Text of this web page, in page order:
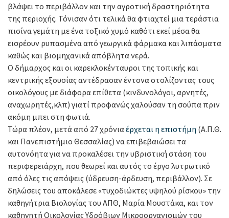
βλάψει το περιβάλλον και την αγροτική δραστηριότητα
της περιοχής. Τόνισαν ότι τελικά θα φτιαχτεί μια τεράστια
πισίνα γεμάτη με ένα τοξικό χυμό καθότι εκεί μέσα θα
εισρέουν ρυπασμένα από γεωργικά φάρμακα και λιπάσματα
καθώς και βιομηχανικά απόβλητα νερά.
Ο δήμαρχος και οι καρεκλοκένταυροι της τοπικής και
κεντρικής εξουσίας αντέδρασαν έντονα στολίζοντας τους
οικολόγους με διάφορα επίθετα (κινδυνολόγοι, αρνητές,
αναχωρητές,κλπ) γιατί προφανώς χαλούσαν τη σούπα πριν
ακόμη μπει στη φωτιά.
Τώρα πλέον, μετά από 27 χρόνια έρχεται η επιστήμη (Α.Π.Θ.
και Πανεπιστήμιο Θεσσαλίας) να επιβεβαιώσει τα
αυτονόητα για να προκαλέσει την υβριστική στάση του
περιφερειάρχη, που θεωρεί και αυτός το έργο λυτρωτικό
από όλες τις απόψεις (ύδρευση-άρδευση, περιβάλλον). Σε
δηλώσεις του αποκάλεσε «τυχοδιώκτες υψηλού ρίσκου» την
καθηγήτρια Βιολογίας του ΑΠΘ, Μαρία Μουστάκα, και τον
καθηγητή Οικολογίας Υδρόβιων Μικροοργανισμών του